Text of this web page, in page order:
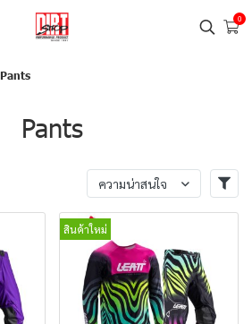
0
Pants
Pants
ความน่าสนใจ
สินค้าใหม่